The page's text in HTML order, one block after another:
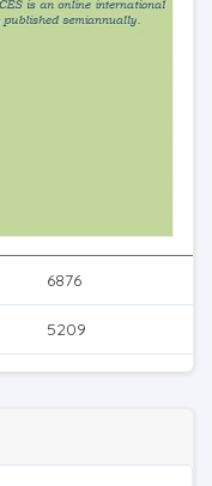
6876
5209